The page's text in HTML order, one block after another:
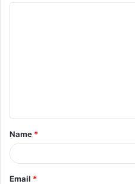
t
*
Name *
Email *